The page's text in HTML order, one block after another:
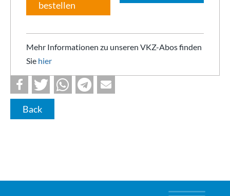
bestellen
Mehr Informationen zu unseren VKZ-Abos finden
Sie hier
Back